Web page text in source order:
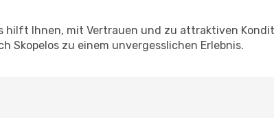
hilft Ihnen, mit Vertrauen und zu attraktiven
Skopelos zu einem unvergesslichen Erlebnis.